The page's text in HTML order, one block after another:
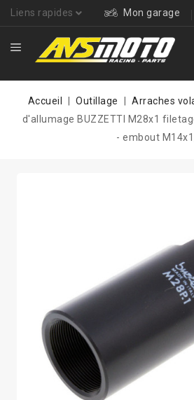
Liens rapides Mon garage
Accueil Outillage Arraches
d'allumage BUZZETTI M28x1
- embout